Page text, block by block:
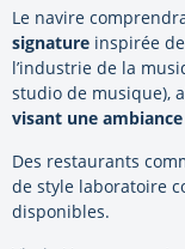
Le navire
signature inspirée
l’industrie de la
studio de musique),
visant une ambiance
Des restaurants
de style laboratoire
disponibles.